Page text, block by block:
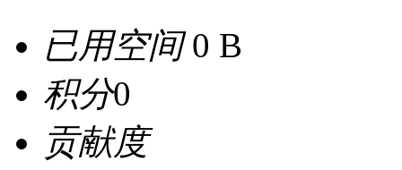
已用空间0 B
积分0
贡献度